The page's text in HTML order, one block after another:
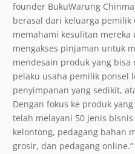
founder BukuWarung
berasal dari keluarga pemilik
memahami kesulitan mereka
mengakses pinjaman untuk
mendesain produk yang
pelaku usaha pemilik ponsel
penyimpanan yang sedikit,
Dengan fokus ke produk
telah melayani 50 jenis
kelontong, pedagang bahan
grosir, dan pedagang online.”